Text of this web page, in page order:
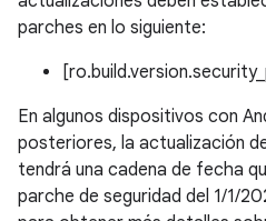
parches en lo siguiente:
En algunos dispositivos con
posteriores, la actualización
tendrá una cadena de fecha
parche de seguridad del 1/1/